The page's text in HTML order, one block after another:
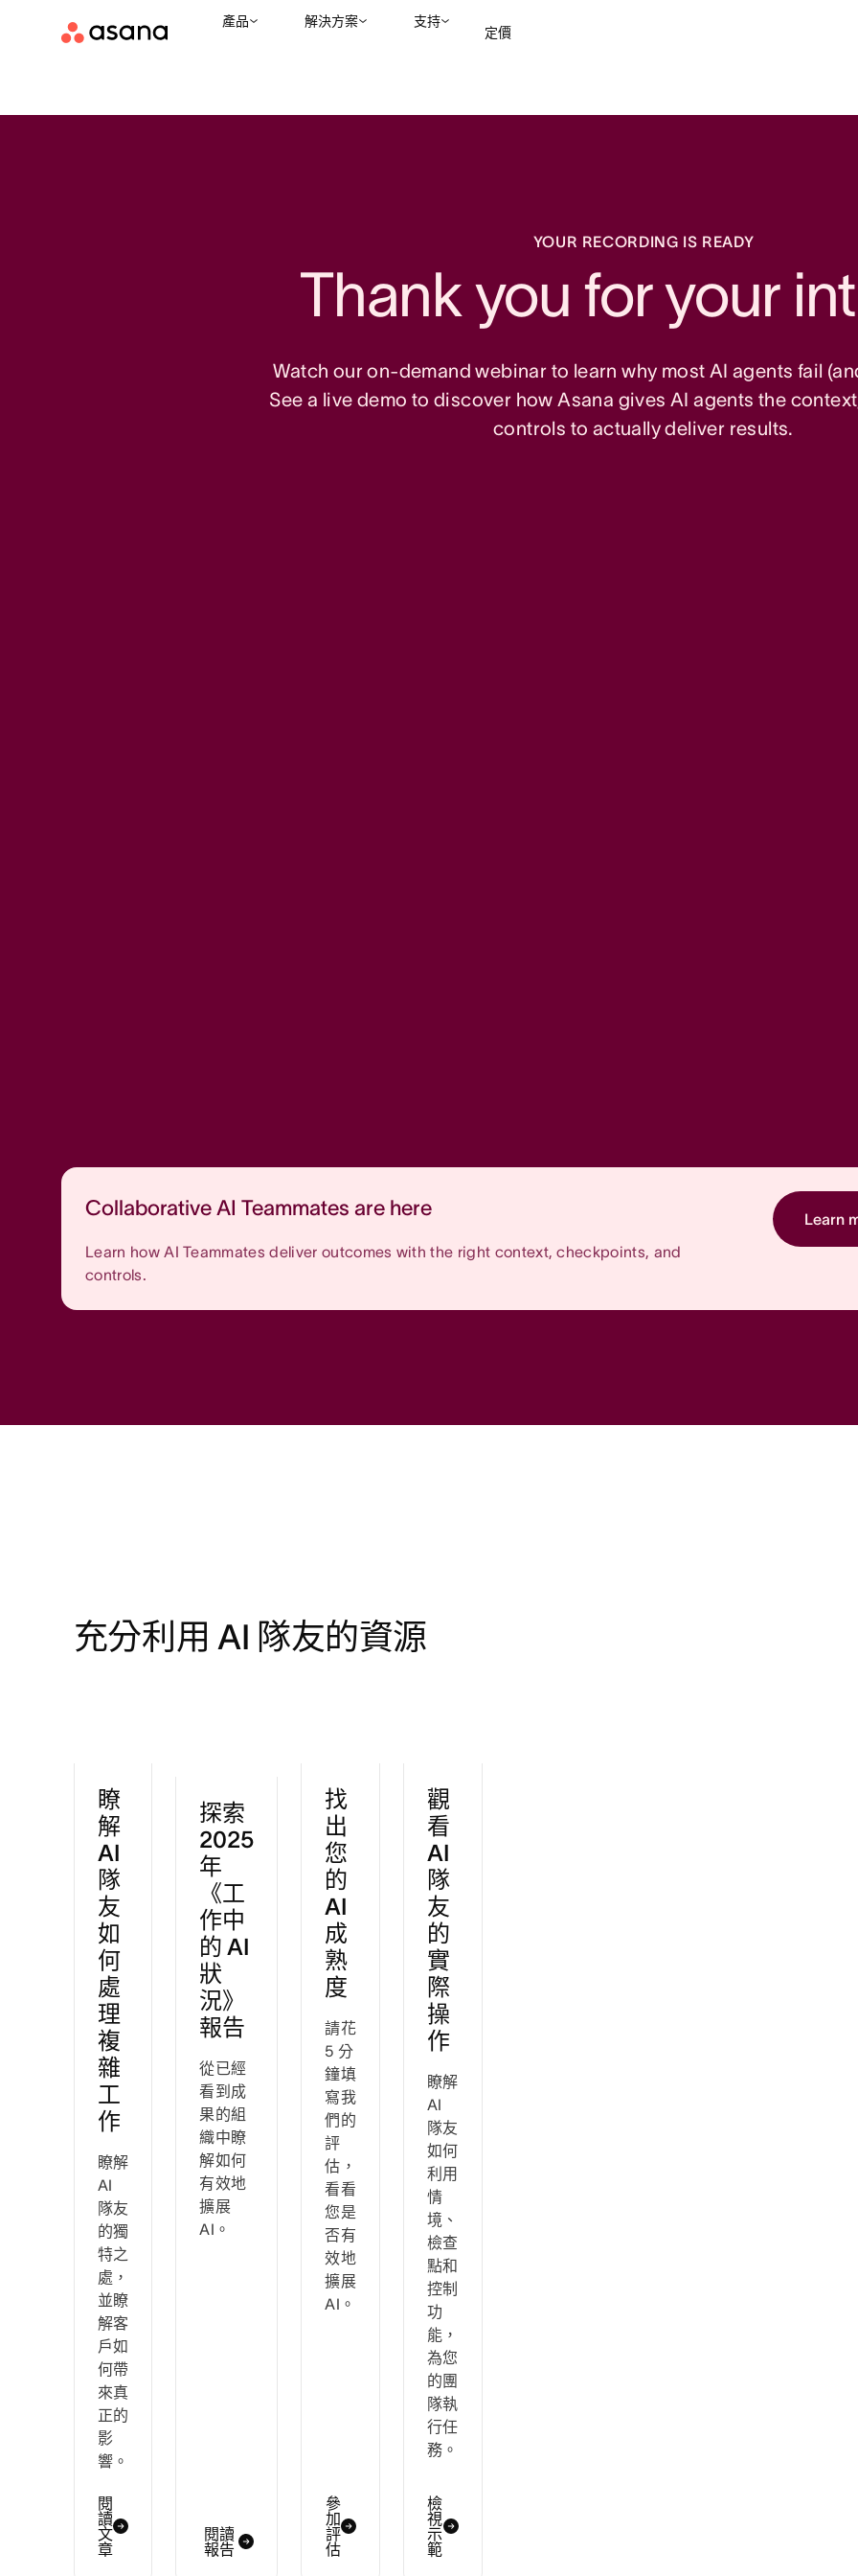
產品 解決方案 支持
定價
YOUR RECORDING IS READY
Thank you for your
Watch our on-demand webinar to learn why most AI agents fail
See a live demo to discover how Asana gives AI agents the
controls to actually deliver results.
Collaborative AI Teammates are here
Learn how AI Teammates deliver outcomes with the right context, checkpoints, and
controls.
Learn
充分利用 AI 隊友的資源
瞭
解
AI
隊
友
如
何
處
理
複
雜
工
作
瞭解
AI
隊友
的獨
特之
處，
並瞭
解客
戶如
何帶
來真
正的
影
響。
閱
讀
文
章
探索
2025
年
《工
作中
的 AI
狀
況》
報告
從已經
看到成
果的組
織中瞭
解如何
有效地
擴展
AI。
閱讀
報告
找
出
您
的
AI
成
熟
度
請花
5 分
鐘填
寫我
們的
評
估，
看看
您是
否有
效地
擴展
AI。
參
加
評
估
觀
看
AI
隊
友
的
實
際
操
作
瞭解
AI
隊友
如何
利用
情
境、
檢查
點和
控制
功
能，
為您
的團
隊執
行任
務。
檢
視
示
範